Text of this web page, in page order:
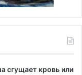
сгущает кровь или